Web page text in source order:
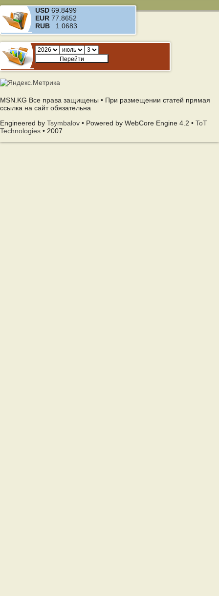
USD 69.8499
EUR 77.8652
RUB 1.0683
MSN.KG Все права защищены • При размещении статей прямая
ссылка на сайт обязательна
Engineered by Tsymbalov • Powered by WebCore Engine 4.2 • ToT
Technologies • 2007